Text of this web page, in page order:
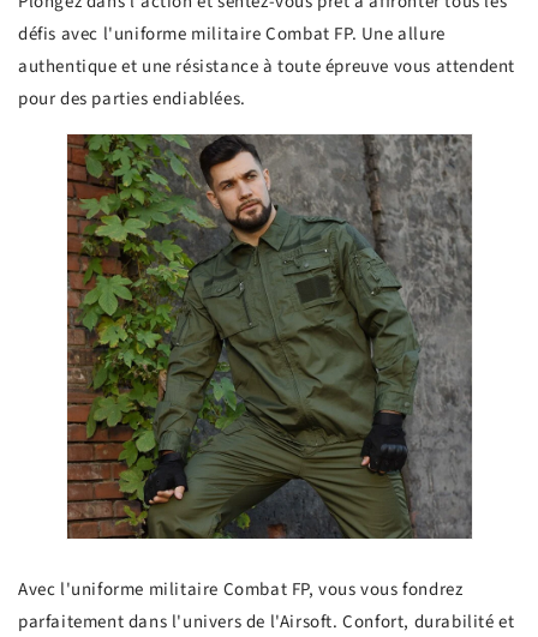
défis avec l'uniforme militaire Combat FP. Une allure
authentique et une résistance à toute épreuve vous attendent
pour des parties endiablées.
Avec l'uniforme militaire Combat FP, vous vous fondrez
parfaitement dans l'univers de l'Airsoft. Confort, durabilité et